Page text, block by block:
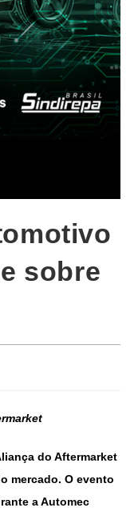
sobre
do Aftermarket
mercado. O evento
a Automec